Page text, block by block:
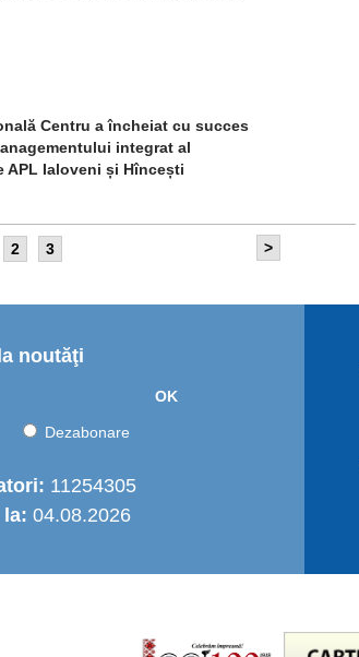
Centru a încheiat cu succes
integrat al
APL Ialoveni și Hîncești
proiectului „Îmbunătățirea
a serviciului regional de
Centru a continuat seria de
publice locale
>
2 3
noutăţi
OK
Dezabonare
11254305
04.08.2026